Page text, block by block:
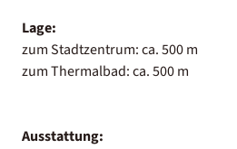
Lage:
zum Stadtzentrum: ca. 500 m
zum Thermalbad: ca. 500 m
Ausstattung: